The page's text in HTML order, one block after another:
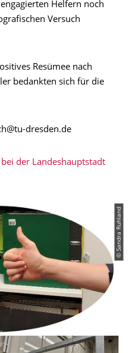
Helfern noch
Versuch
Resümee nach
bedankten sich für die
dresden.de
der Landeshauptstadt
© Sandra Ruhland